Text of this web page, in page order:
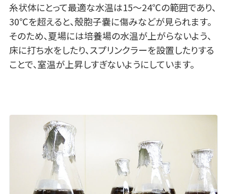
糸状体にとって最適な水温は15～24℃の範囲であり、
30℃を超えると、殻胞子嚢に傷みなどが見られます。
そのため、夏場には培養場の水温が上がらないよう、
床に打ち水をしたり、スプリンクラーを設置したりする
ことで、室温が上昇しすぎないようにしています。